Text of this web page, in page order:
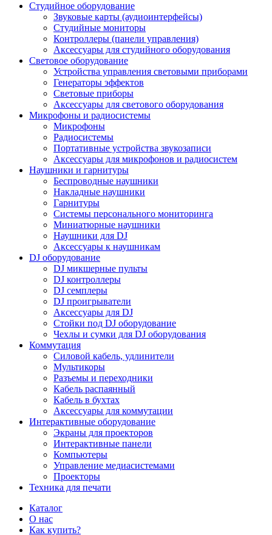
Студийное оборудование
Звуковые карты (аудиоинтерфейсы)
Студийные мониторы
Контроллеры (панели управления)
Аксессуары для студийного оборудования
Световое оборудование
Устройства управления световыми приборами
Генераторы эффектов
Световые приборы
Аксессуары для светового оборудования
Микрофоны и радиосистемы
Микрофоны
Радиосистемы
Портативные устройства звукозаписи
Аксессуары для микрофонов и радиосистем
Наушники и гарнитуры
Беспроводные наушники
Накладные наушники
Гарнитуры
Системы персонального мониторинга
Миниатюрные наушники
Наушники для DJ
Аксессуары к наушникам
DJ оборудование
DJ микшерные пульты
DJ контроллеры
DJ семплеры
DJ проигрыватели
Аксессуары для DJ
Стойки под DJ оборудование
Чехлы и сумки для DJ оборудования
Коммутация
Силовой кабель, удлинители
Мультикоры
Разъемы и переходники
Кабель распаянный
Кабель в бухтах
Аксессуары для коммутации
Интерактивные оборудование
Экраны для проекторов
Интерактивные панели
Компьютеры
Управление медиасистемами
Проекторы
Техника для печати
Каталог
О нас
Как купить?